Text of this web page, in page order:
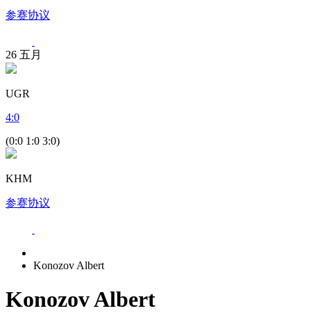
参赛协议
26 五月
UGR
4:0
(0:0 1:0 3:0)
KHM
参赛协议
Konozov Albert
Konozov Albert